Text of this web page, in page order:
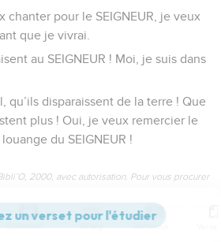
chanter pour le SEIGNEUR, je veux
que je vivrai.
au SEIGNEUR ! Moi, je suis dans
qu’ils disparaissent de la terre ! Que
plus ! Oui, je veux remercier le
du SEIGNEUR !
2000, avec autorisation. Pour vous procurer
Commentaires Strong